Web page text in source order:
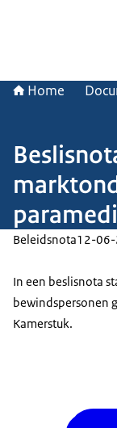
Home
Beleidsnota12-
In een beslisnota
bewindspersonen
Kamerstuk.